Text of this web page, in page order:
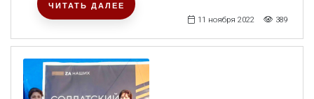
11 ноября 2022 389
ЧИТАТЬ ДАЛЕЕ